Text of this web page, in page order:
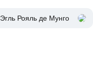
Эгль Рояль де Мунго